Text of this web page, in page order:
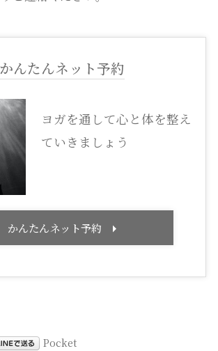
かんたんネット予約
ヨガを通して心と体を整え
ていきましょう
かんたんネット予約
Pocket